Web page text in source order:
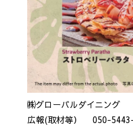
㈱グローバルダイニング
広報(取材等） 050-